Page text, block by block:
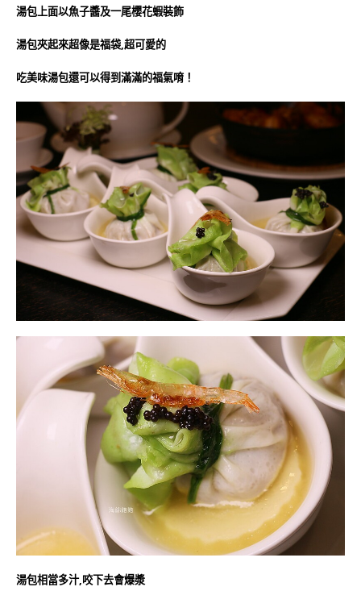
湯包上面以魚子醬及一尾櫻花蝦裝飾
湯包夾起來超像是福袋,超可愛的
吃美味湯包還可以得到滿滿的福氣唷！
湯包相當多汁,咬下去會爆漿